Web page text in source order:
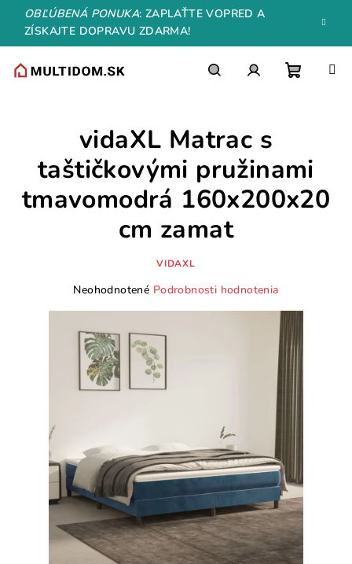
Prejsť
obsah
OBĽÚBENÁ PONUKA: ZAPLAŤTE VOPRED A
ZÍSKAJTE DOPRAVU ZDARMA!
vidaXL Matrac s
taštičkovými pružinami
tmavomodrá 160x200x20
cm zamat
VIDAXL
Priemerné
je
0,0
Neohodnotené Podrobnosti hodnotenia